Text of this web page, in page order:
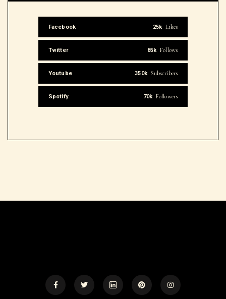
Facebook 25k Likes
Twitter 85k Follows
Youtube 350k Subscribers
Spotify 70k Followers